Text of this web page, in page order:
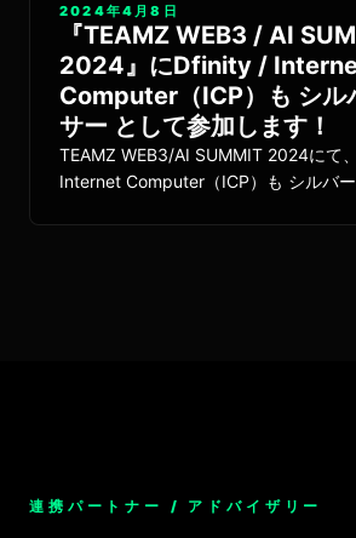
2024年4月8日
『TEAMZ WEB3 / AI
2024』にDfinity /
Computer（ICP）も シル
サー として参加します！
TEAMZ WEB3/AI SUMMIT 2024にて
Internet Computer（ICP）も シルバ
連携パートナー / アドバイザリー